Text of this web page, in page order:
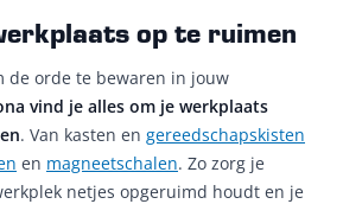
op te ruimen
de orde te bewaren in jouw
vind je alles om je werkplaats
. Van kasten en gereedschapskisten
en magneetschalen. Zo zorg je
netjes opgeruimd houdt en je